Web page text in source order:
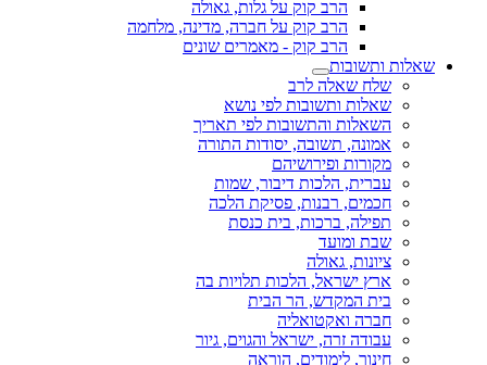
הרב קוק על גלות, גאולה
הרב קוק על חברה, מדינה, מלחמה
הרב קוק - מאמרים שונים
שאלות ותשובות
שלח שאלה לרב
שאלות ותשובות לפי נושא
השאלות והתשובות לפי תאריך
אמונה, תשובה, יסודות התורה
מקורות ופירושיהם
עברית, הלכות דיבור, שמות
חכמים, רבנות, פסיקת הלכה
תפילה, ברכות, בית כנסת
שבת ומועד
ציונות, גאולה
ארץ ישראל, הלכות תלויות בה
בית המקדש, הר הבית
חברה ואקטואליה
עבודה זרה, ישראל והגוים, גיור
חינוך, לימודים, הוראה